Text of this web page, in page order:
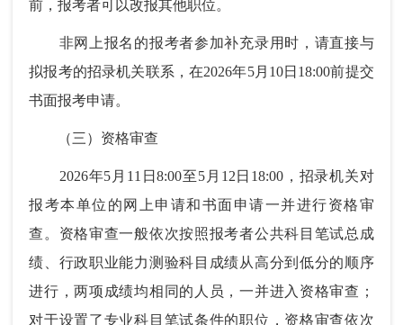
前，报考者可以改报其他职位。
非网上报名的报考者参加补充录用时，请直接与
拟报考的招录机关联系，在2026年5月10日18:00前提交
书面报考申请。
（三）资格审查
2026年5月11日8:00至5月12日18:00，招录机关对
报考本单位的网上申请和书面申请一并进行资格审
查。资格审查一般依次按照报考者公共科目笔试总成
绩、行政职业能力测验科目成绩从高分到低分的顺序
进行，两项成绩均相同的人员，一并进入资格审查；
对于设置了专业科目笔试条件的职位，资格审查依次